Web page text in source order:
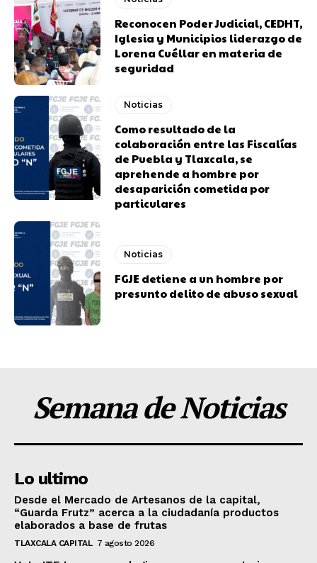
Reconocen Poder Judicial, CEDHT,
Iglesia y Municipios liderazgo de
Lorena Cuéllar en materia de
seguridad
Noticias
Como resultado de la
colaboración entre las Fiscalías
de Puebla y Tlaxcala, se
aprehende a hombre por
desaparición cometida por
particulares
Noticias
FGJE detiene a un hombre por
presunto delito de abuso sexual
Semana de Noticias
Lo ultimo
Desde el Mercado de Artesanos de la capital,
“Guarda Frutz” acerca a la ciudadanía productos
elaborados a base de frutas
TLAXCALA CAPITAL 7 agosto 2026